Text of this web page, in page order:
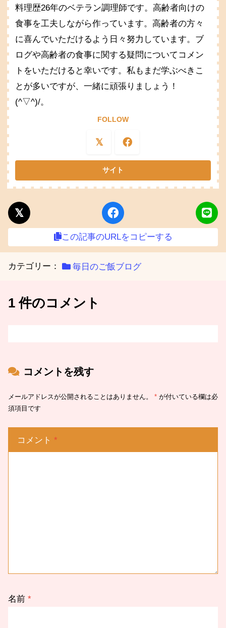
料理歴26年のベテラン調理師です。高齢者向けの
食事を工夫しながら作っています。高齢者の方々
に喜んでいただけるよう日々努力しています。ブ
ログや高齢者の食事に関する疑問についてコメン
トをいただけると幸いです。私もまだ学ぶべきこ
とが多いですが、一緒に頑張りましょう！
(^▽^)/。
FOLLOW
この記事のURLをコピーする
カテゴリー： 毎日のご飯ブログ
1 件のコメント
コメントを残す
メールアドレスが公開されることはありません。 * が付いている欄は必
須項目です
コメント *
名前 *